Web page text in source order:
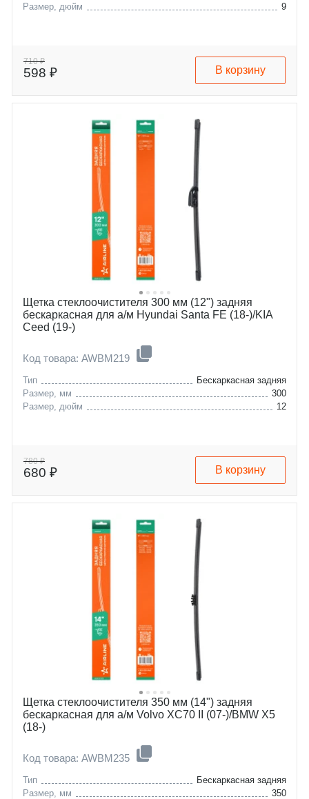
Размер, дюйм
9
710 ₽
598 ₽ В корзину
Щетка стеклоочистителя 300 мм (12") задняя
бескаркасная для а/м Hyundai Santa FE (18-)/KIA
Ceed (19-)
Код товара: AWBM219
Тип
Бескаркасная задняя
Размер, мм
300
Размер, дюйм
12
780 ₽
680 ₽ В корзину
Щетка стеклоочистителя 350 мм (14") задняя
бескаркасная для а/м Volvo XC70 II (07-)/BMW X5
(18-)
Код товара: AWBM235
Тип
Бескаркасная задняя
Размер, мм
350